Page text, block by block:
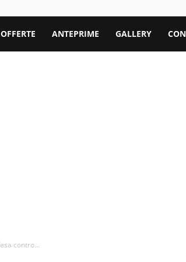
OFFERTE ANTEPRIME GALLERY
contro...